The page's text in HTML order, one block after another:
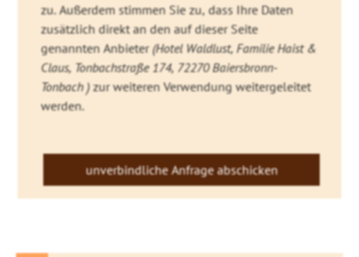
zu. Außerdem stimmen Sie zu, dass Ihre Daten
zusätzlich direkt an den auf dieser Seite
genannten Anbieter(Hotel Waldlust, Familie Haist &
Claus, Tonbachstraße 174, 72270 Baiersbronn-
Tonbach )zur weiteren Verwendung weitergeleitet
werden.